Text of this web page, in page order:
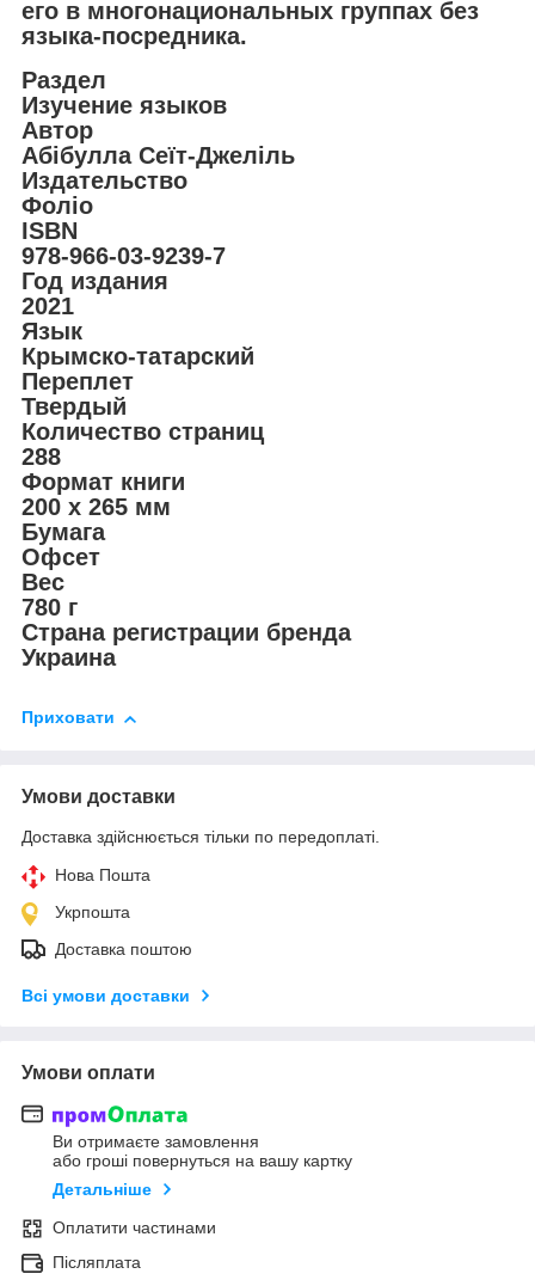
его в многонациональных группах без
языка-посредника.
Раздел
Изучение языков
Автор
Абібулла Сеїт-Джеліль
Издательство
Фоліо
ISBN
978-966-03-9239-7
Год издания
2021
Язык
Крымско-татарский
Переплет
Твердый
Количество страниц
288
Формат книги
200 х 265 мм
Бумага
Офсет
Вес
780 г
Страна регистрации бренда
Украина
Приховати
Умови доставки
Доставка здійснюється тільки по передоплаті.
Нова Пошта
Укрпошта
Доставка поштою
Всі умови доставки
Умови оплати
Ви отримаєте замовлення
або гроші повернуться на вашу картку
Детальніше
Оплатити частинами
Післяплата